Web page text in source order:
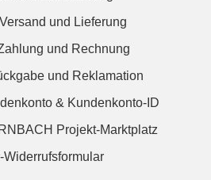
und Lieferung
und Rechnung
und Reklamation
& Kundenkonto-ID
Projekt-Marktplatz
Widerrufsformular